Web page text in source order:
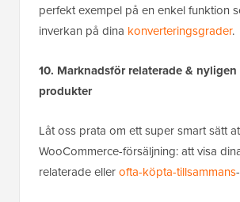
perfekt exempel på en enkel funktion
inverkan på dina konverteringsgrader.
10. Marknadsför relaterade &
produkter
Låt oss prata om ett super smart sätt
WooCommerce-försäljning: att visa
relaterade ellerofta-köpta-tillsammans